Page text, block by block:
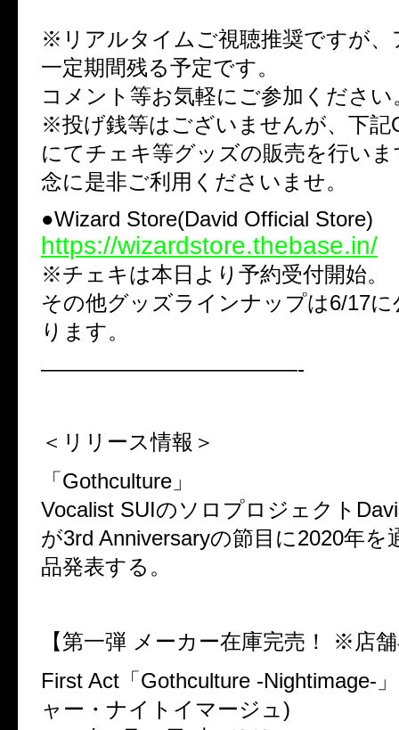
※リアルタイムご視聴推奨ですが、
一定期間残る予定です。
コメント等お気軽にご参加ください
※投げ銭等はございませんが、下記
にてチェキ等グッズの販売を行い
念に是非ご利用くださいませ。
●Wizard Store(David Official Store)
https://wizardstore.thebase.in/
※チェキは本日より予約受付開始。
その他グッズラインナップは6/17に
ります。
————————————-
＜リリース情報＞
「Gothculture」
Vocalist SUIのソロプロジェクト
が3rd Anniversaryの節目に2020年を
品発表する。
【第一弾 メーカー在庫完売！ ※店
First Act「Gothculture -Nightimage-
ャー・ナイトイマージュ)